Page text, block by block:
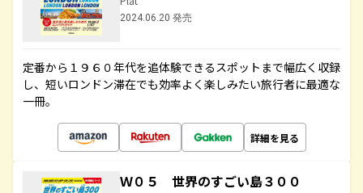
2024.06.20 発売
定番から１９６０年代を追体験できるスポットまで幅広く収録
し、短いロンドン滞在でも効率よく楽しみたい旅行者に最適な
一冊。
詳細を見る
Ｗ０５ 世界のすごい島３００